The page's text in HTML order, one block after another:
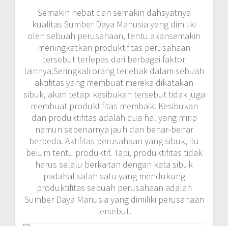
Semakin hebat dan semakin dahsyatnya
kualitas Sumber Daya Manusia yang dimiliki
oleh sebuah perusahaan, tentu akansemakin
meningkatkan produktifitas perusahaan
tersebut terlepas dari berbagai faktor
lainnya.Seringkali orang terjebak dalam sebuah
aktifitas yang membuat mereka dikatakan
sibuk, akan tetapi kesibukan tersebut tidak juga
membuat produktifitas membaik. Kesibukan
dan produktifitas adalah dua hal yang mirip
namun sebenarnya jauh dan benar-benar
berbeda. Aktifitas perusahaan yang sibuk, itu
belum tentu produktif. Tapi, produktifitas tidak
harus selalu berkaitan dengan kata sibuk
padahal salah satu yang mendukung
produktifitas sebuah perusahaan adalah
Sumber Daya Manusia yang dimiliki perusahaan
tersebut.